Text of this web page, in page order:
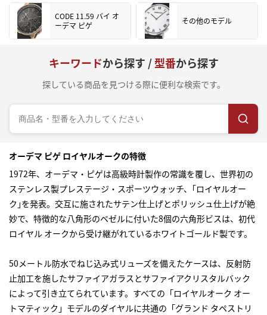
CODE 11.59 バイ オ
ーデマ ピゲ
その他のモデル
キーワードから探す /型番から探す
探している商品を見つける際に便利な検索です。
オーデマ ピゲ ロイヤルオークの特徴
1972年、オーデマ・ピゲは高級時計製作の常識を覆し、世界初の
ステンレス製プレステージ・スポーツウォッチ、｢ロイヤルオー
ク｣を発表。交互に施されたサテン仕上げとポリッシュ仕上げが絶
妙で、特徴的な八角形のベゼルに付いた8個の六角形ビスは、初代
ロイヤル オークから受け継がれているホワイトゴールド製です。
50メートル防水でねじ込み式リューズを備えたケースは、反射防
止加工を施したサファイアガラスとサファイアクリスタルバック
によって引き立てられています。すべての「ロイヤルオーク オー
トマティック」モデルのダイヤルに共通の「グランド タペストリ